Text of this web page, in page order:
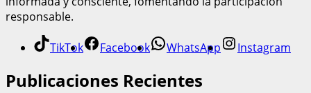
responsable.
TikTok Facebook WhatsApp Instagram
Publicaciones Recientes